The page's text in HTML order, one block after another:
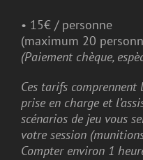
• 15€ / personne
(maximum 20
(Paiement chèque,
Ces tarifs comprennent
prise en charge et
scénarios de jeu vous
votre session
Compter environ 1